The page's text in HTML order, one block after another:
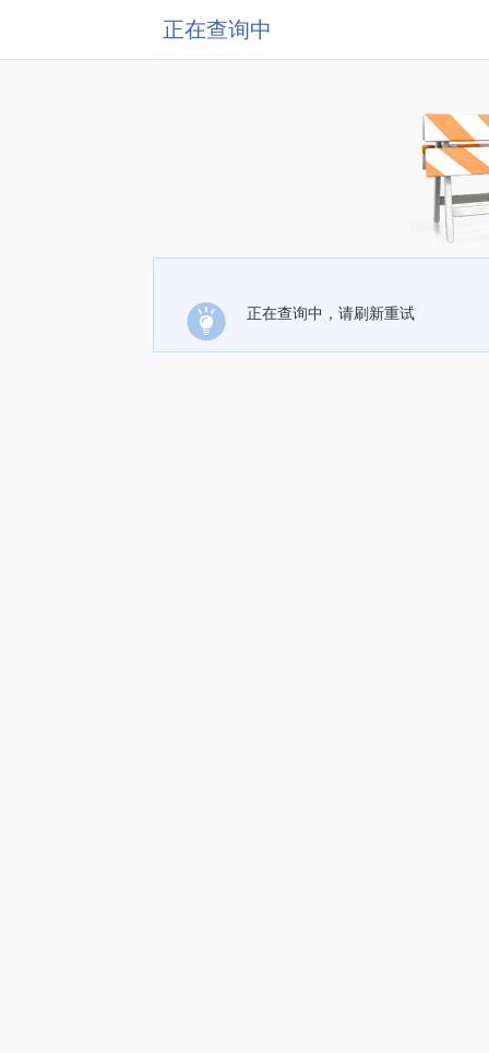
正在查询中
正在查询中，请刷新重试